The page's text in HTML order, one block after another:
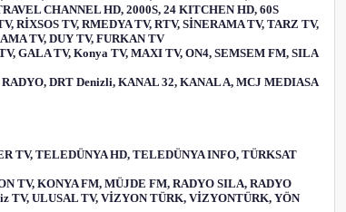
CHANNEL HD, 2000S, 24 KITCHEN HD, 60S
RİXSOS TV, RMEDYA TV, RTV, SİNERAMA TV, TARZ TV,
TV, DUY TV, FURKAN TV
GALA TV, Konya TV, MAXI TV, ON4, SEMSEM FM, SILA
DRT Denizli, KANAL 32, KANAL A, MCJ MEDIASA
TV, TELEDÜNYA HD, TELEDÜNYA INFO, TÜRKSAT
TV, KONYA FM, MÜJDE FM, RADYO SILA, RADYO
TV, ULUSAL TV, VİZYON TÜRK, VİZYONTÜRK, YÖN